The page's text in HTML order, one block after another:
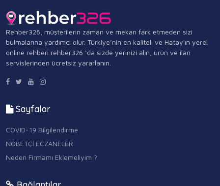
Rehber326, müşterilerin zaman ve mekan fark etmeden sizi
bulmalarına yardımcı olur. Türkiye’nin en kaliteli ve Hatay'ın yerel
online rehberi rehber326 ‘da sizde yerinizi alın, ürün ve ilan
servislerinden ücretsiz yararlanın.
Sayfalar
COVID-19 Bilgilendirme
NÖBETÇİ ECZANELER
Neden Firmamı Eklemeliyim ?